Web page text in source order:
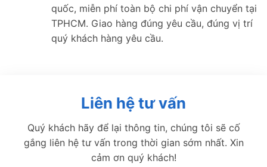
quốc, miễn phí toàn bộ chi phí vận chuyển tại
TPHCM. Giao hàng đúng yêu cầu, đúng vị trí
quý khách hàng yêu cầu.
Liên hệ tư vấn
Quý khách hãy để lại thông tin, chúng tôi sẽ cố
gắng liên hệ tư vấn trong thời gian sớm nhất. Xin
cảm ơn quý khách!